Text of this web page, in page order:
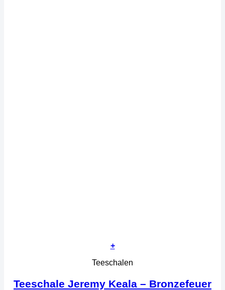
+
Teeschalen
Teeschale Jeremy Keala – Bronzefeuer